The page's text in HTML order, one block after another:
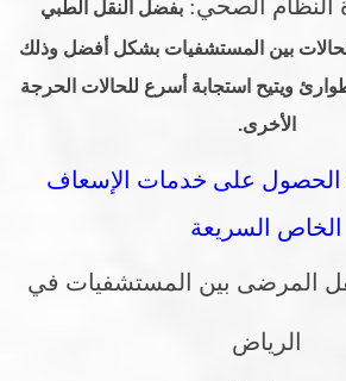
بفضل النقل الطبي
بين المستشفيات بشكل أفضل وذلك
ويتيح استجابة أسرع للحالات الحرجة
الأخرى.
الحصول على خدمات الإسعاف
الخاص السريعة
المرضى بين المستشفيات في
الرياض